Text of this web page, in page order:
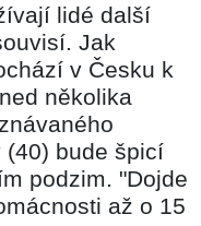
lidé další
Jak
v Česku k
několika
(40) bude špicí
podzim. "Dojde
až o 15